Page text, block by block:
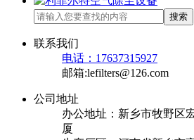
搜索
联系我们
电话：17637315927
邮箱:lefilters@126.com
公司地址
办公地址：新乡市牧野区
厦